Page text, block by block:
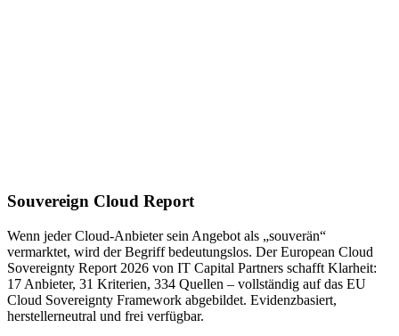
Souvereign Cloud Report
Wenn jeder Cloud-Anbieter sein Angebot als „souverän“
vermarktet, wird der Begriff bedeutungslos. Der European Cloud
Sovereignty Report 2026 von IT Capital Partners schafft Klarheit:
17 Anbieter, 31 Kriterien, 334 Quellen – vollständig auf das EU
Cloud Sovereignty Framework abgebildet. Evidenzbasiert,
herstellerneutral und frei verfügbar.